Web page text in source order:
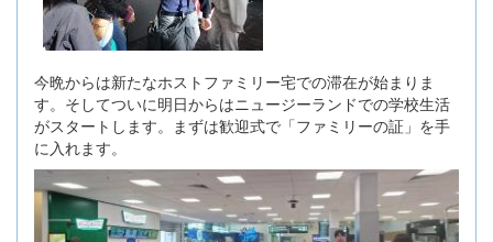
今晩からは新たなホストファミリー宅での滞在が始まりま
す。そしてついに明日からはニュージーランドでの学校生活
がスタートします。まずは歓迎式で「ファミリーの証」を手
に入れます。